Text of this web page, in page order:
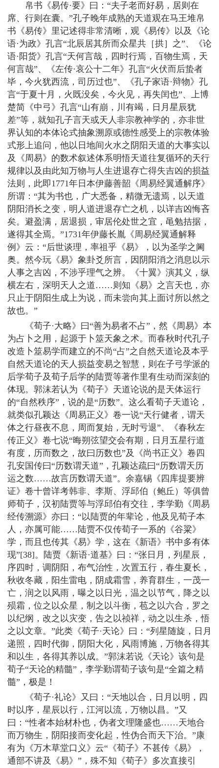
帛书《易传·要》曰：“夫子老而好易，居则在
席、行则在囊。”孔子晚年成熟的天道观在马王堆帛
书《易传》里记述得非常清晰，观《易传》以及《论
语·为政》孔言“北辰居其所而众星共［拱］之”、《论
语·阳货》孔言“天何言哉，四时行焉，百物生焉，天
何言哉”、《左传·哀公十二年》孔言“火伏而后蛰者
毕，今火犹西流，司历过也”、《孔子家语·辩物》孔
言“于夏十月，火既没矣，今火见，再失闰也”、上博
楚简《中弓》孔言“山有崩，川有竭，日月星辰犹
差”等，就知孔子言天或天人非宗教神学的，亦非世
界认知的本体论式抽象溯原或德性感受上的宗教体验
式形上追问，他以日地间火水之阴阳天道的大事实以
及《周易》的数术叙述体系明悟天道往复循环的天行
规律以及由此知万物与人生进退存亡得失吉凶的损益
法则，此即1771年日本伊藤善韶《周易经翼通解序》
所谓：“其为书也，广大悉备，精微无遗焉，以天道
阴阳消长之变，明人道进退存亡之机，以详吉凶悔吝
矣。避盈满，居退损，审居伦处世之宜，黾勉拮据，
遂得其全焉。”1731年伊藤长胤《周易经翼通解释
例》云：“后世谈理，率祖乎《易》，以为圣学之阃
奥。然今玩《易》象卦爻所言，因阴阳消之消息以示
人事之吉凶，不涉乎理气之辨。《十翼》演其义，纵
横左右，深明天人之道……则知《易》之言天也，亦
只止于阴阳生成上为说，而未尝向其上面讨所以然之
故也。”
《荀子·大略》曰“善为易者不占”，然《周易》本
为占卜之用，起源于卜筮天象之术。而春秋时代孔子
改造卜筮易学而建立的不尚“占”之自然天道论及本乎
自然天道论的天人损益变易之智慧，则在子弓学派的
后学荀子及荀子后学的陆贾等著作里有生动而深刻的
体现。郭沫若认为《荀子》天道论说的是天体运行
的“自然秩序”，说的是“历数”。这么看荀子天道论，
就类似孔颖达《周易正义》卷一说“天行健者，谓天
体之行昼夜不息，周而复始，无时亏退”、《春秋左
传正义》卷七说“晦朔弦望交会有期，日月五星行道
有度，历而数之，故曰历数也”及《尚书正义》卷四
孔安国传曰“历数谓天道”，孔颖达疏曰“历数谓天历
运之数……故言历数谓天道”。余嘉锡《四库提要辨
证》卷十曾详考韩非、李斯、浮邱伯（鲍丘）等俱曾
师荀子，汉初陆贾等与浮邱伯有交往，李学勤《周易
经传溯源》亦曰：“以陆贾的年辈论，他及见荀子本
人，亦属可能……陆贾不仅传荀子一系的《谷粱》
学，而且也传其《易》学，这在《新语》书中多有体
现”[38]。陆贾《新语·道基》曰：“张日月，列星辰，
序四时，调阴阳，布气治性，次置五行，春生夏长，
秋收冬藏，阳生雷电，阴成霜雪，养育群生，一茂一
亡，润之以风雨，曝之以日光，温之以节气，降之以
殒霜，位之以众星，制之以斗衡，苞之以六合，罗之
以纪纲，改之以灾变，告之以祯祥，动之以生杀，悟
之以文章。”此类《荀子·天论》曰：“列星随旋，日月
递照，四时代御，阴阳大化，风雨博施，万物各得其
和以生，各得其养以成。”郭沫若说《天论》该句是
荀子“天论的精髓”，李学勤谓荀子该句是“全篇之精
髓”，极是！
《荀子·礼论》又曰：“天地以合，日月以明，四
时以序，星辰以行，江河以流，万物以昌。”又
曰：“性者本始材朴也，伪者文理隆盛也……天地合
而万物生，阴阳接而变化起，性伪合而天下治。”康
有为《万木草堂口义》云“《荀子》不甚传《易》，
通部不讲及《易》”，殊不知《荀子》多次直接引